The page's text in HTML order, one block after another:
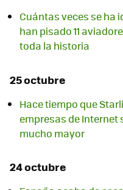
Cuántas veces se ha
han pisado 11
toda la historia
25 octubre
Hace tiempo que
empresas de Internet
mucho mayor
24 octubre